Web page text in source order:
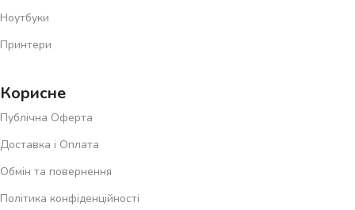
Ноутбуки
Принтери
Корисне
Публічна Оферта
Доставка і Оплата
Обмін та повернення
Політика конфіденційності